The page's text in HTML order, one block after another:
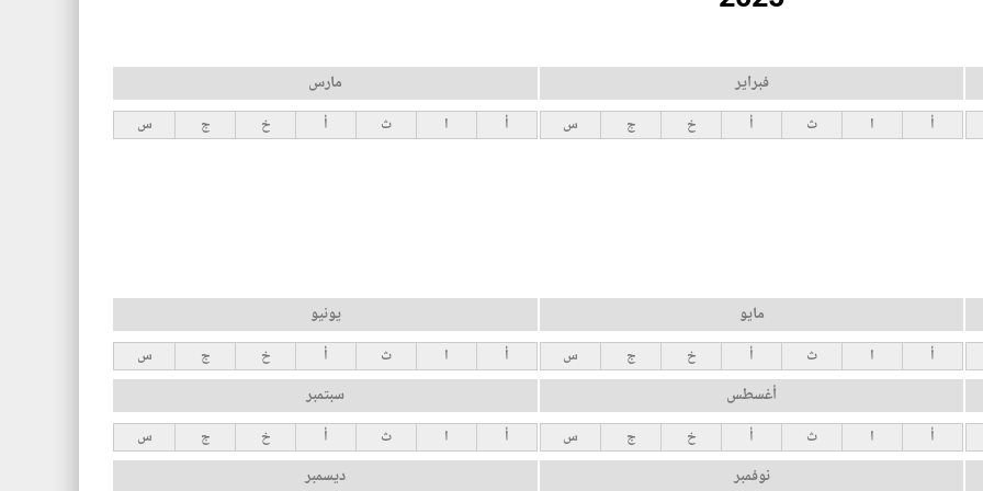
فبراير
أ ا ث أ خ ج س
مارس
أ ا ث أ خ ج س
مايو
أ ا ث أ خ ج س
يونيو
أ ا ث أ خ ج س
أغسطس
أ ا ث أ خ ج س
سبتمبر
أ ا ث أ خ ج س
نوفمبر ديسمبر